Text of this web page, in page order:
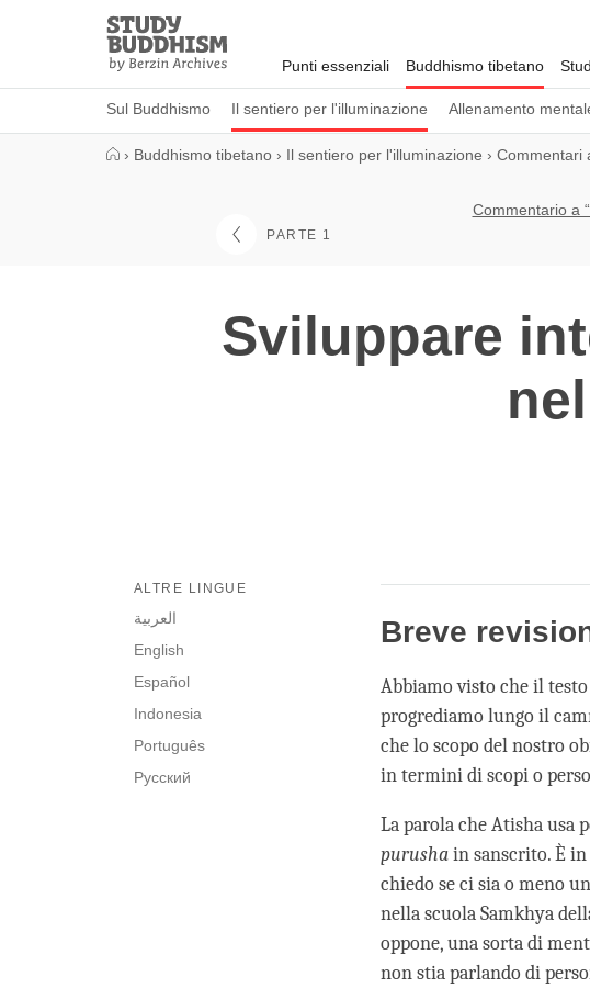
Study
Buddhism
Home
Punti essenziali Buddhismo tibetano
Sul Buddhismo Il sentiero per l'illuminazione Allenamento
› Buddhismo tibetano › Il sentiero per l'illuminazione › Commentari
PARTE 1
Commentario a
Sviluppare
ALTRE LINGUE
العربية
English
Español
Indonesia
Português
Русский
Breve
Abbiamo visto che il
progrediamo lungo il
che lo scopo del nostro
in termini di scopi o
La parola che Atisha usa
purushain sanscrito. È
chiedo se ci sia o meno
nella scuola Samkhya
oppone, una sorta di
non stia parlando di